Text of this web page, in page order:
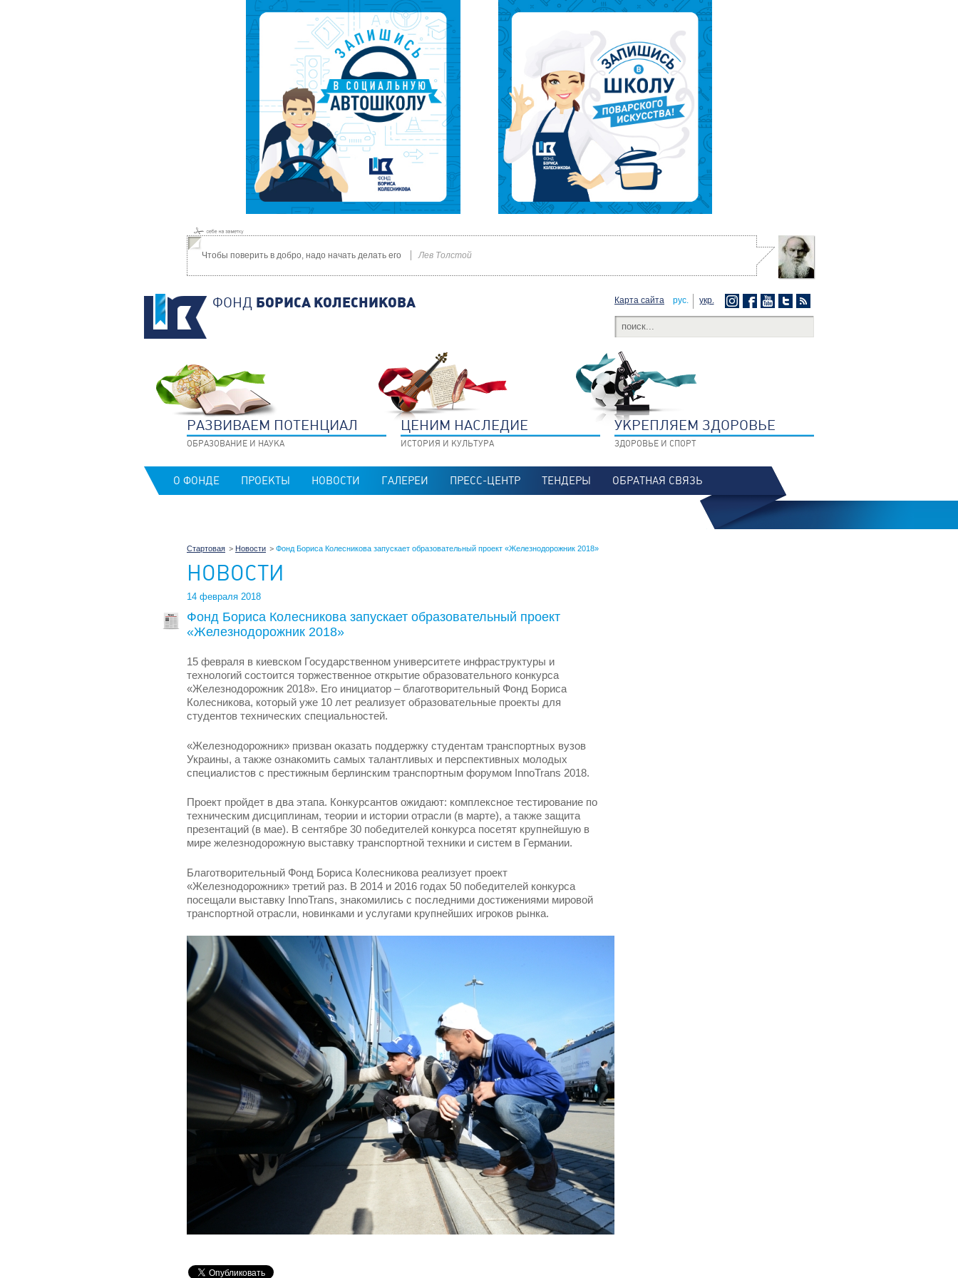
Чтобы поверить в добро, надо начать делать его Лев Толстой
ФОНД БОРИСА КОЛЕСНИКОВА Карта сайта рус. укр.
РАЗВИВАЕМ ПОТЕНЦИАЛ
ОБРАЗОВАНИЕ И НАУКА
ЦЕНИМ НАСЛЕДИЕ
ИСТОРИЯ И КУЛЬТУРА
УКРЕПЛЯЕМ ЗДОРОВЬЕ
ЗДОРОВЬЕ И СПОРТ
О ФОНДЕ ПРОЕКТЫ НОВОСТИ ГАЛЕРЕИ ПРЕСС-ЦЕНТР ТЕНДЕРЫ ОБРАТНАЯ СВЯЗЬ
Стартовая Новости Фонд Бориса Колесникова запускает образовательный проект «Железнодорожник 2018»
НОВОСТИ
14 февраля 2018
Фонд Бориса Колесникова запускает образовательный проект
«Железнодорожник 2018»
15 февраля в киевском Государственном университете инфраструктуры и
технологий состоится торжественное открытие образовательного конкурса
«Железнодорожник 2018». Его инициатор – благотворительный Фонд Бориса
Колесникова, который уже 10 лет реализует образовательные проекты для
студентов технических специальностей.
«Железнодорожник» призван оказать поддержку студентам транспортных вузов
Украины, а также ознакомить самых талантливых и перспективных молодых
специалистов с престижным берлинским транспортным форумом InnoTrans 2018.
Проект пройдет в два этапа. Конкурсантов ожидают: комплексное тестирование по
техническим дисциплинам, теории и истории отрасли (в марте), а также защита
презентаций (в мае). В сентябре 30 победителей конкурса посетят крупнейшую в
мире железнодорожную выставку транспортной техники и систем в Германии.
Благотворительный Фонд Бориса Колесникова реализует проект
«Железнодорожник» третий раз. В 2014 и 2016 годах 50 победителей конкурса
посещали выставку InnoTrans, знакомились с последними достижениями мировой
транспортной отрасли, новинками и услугами крупнейших игроков рынка.